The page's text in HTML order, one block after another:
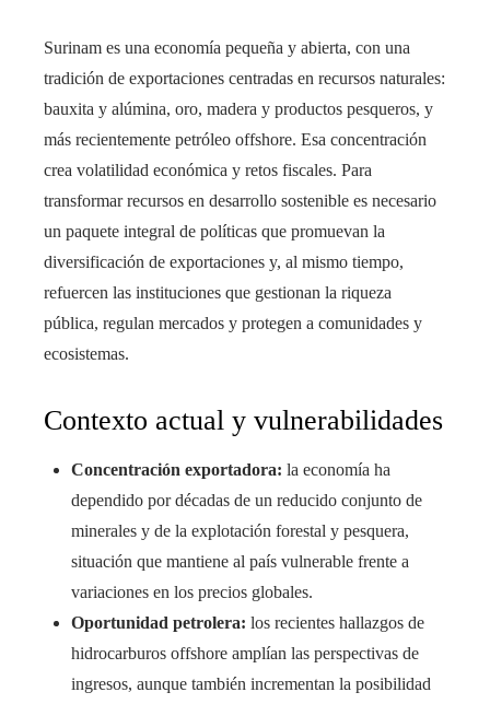
Surinam es una economía pequeña y abierta, con una
tradición de exportaciones centradas en recursos naturales:
bauxita y alúmina, oro, madera y productos pesqueros, y
más recientemente petróleo offshore. Esa concentración
crea volatilidad económica y retos fiscales. Para
transformar recursos en desarrollo sostenible es necesario
un paquete integral de políticas que promuevan la
diversificación de exportaciones y, al mismo tiempo,
refuercen las instituciones que gestionan la riqueza
pública, regulan mercados y protegen a comunidades y
ecosistemas.
Contexto actual y vulnerabilidades
Concentración exportadora: la economía ha
dependido por décadas de un reducido conjunto de
minerales y de la explotación forestal y pesquera,
situación que mantiene al país vulnerable frente a
variaciones en los precios globales.
Oportunidad petrolera: los recientes hallazgos de
hidrocarburos offshore amplían las perspectivas de
ingresos, aunque también incrementan la posibilidad